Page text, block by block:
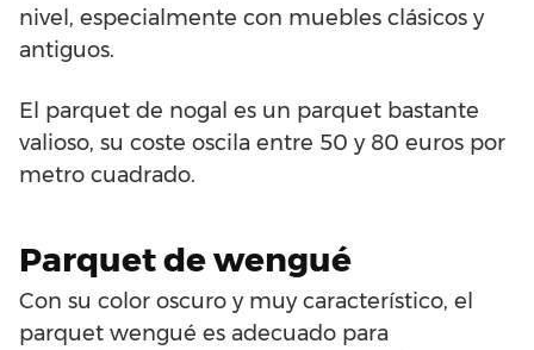
nivel, especialmente con muebles clásicos y
antiguos.
El parquet de nogal es un parquet bastante
valioso, su coste oscila entre 50 y 80 euros por
metro cuadrado.
Parquet de wengué
Con su color oscuro y muy característico, el
parquet wengué es adecuado para